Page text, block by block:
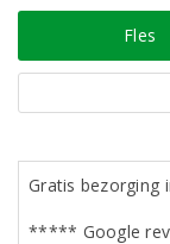
Fles
Gratis bezorging
***** Google